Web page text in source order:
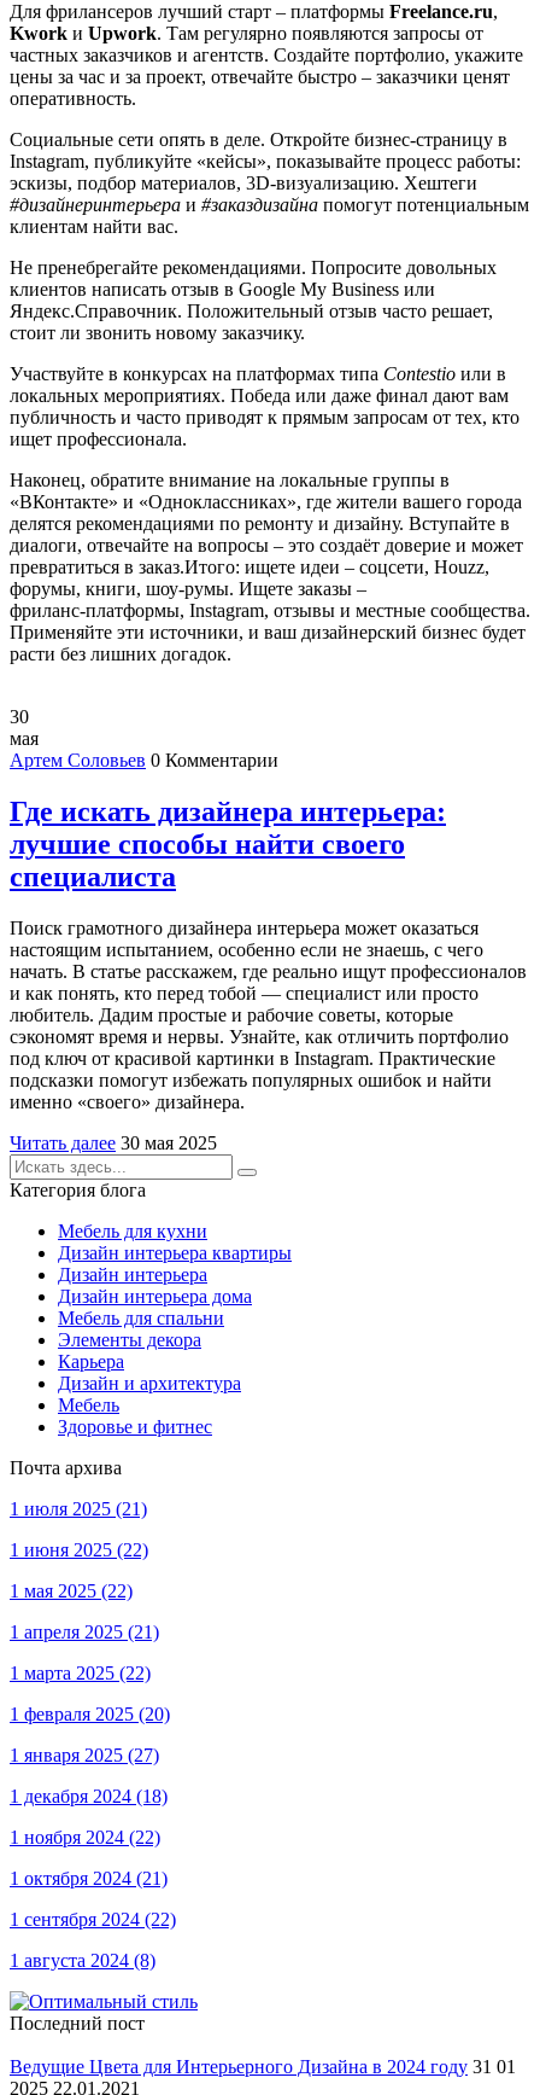
Для фрилансеров лучший старт – платформы Freelance.ru,
Kwork и Upwork. Там регулярно появляются запросы от
частных заказчиков и агентств. Создайте портфолио, укажите
цены за час и за проект, отвечайте быстро – заказчики ценят
оперативность.
Социальные сети опять в деле. Откройте бизнес‑страницу в
Instagram, публикуйте «кейсы», показывайте процесс работы:
эскизы, подбор материалов, 3D‑визуализацию. Хештеги
#дизайнеринтерьера и #заказдизайна помогут потенциальным
клиентам найти вас.
Не пренебрегайте рекомендациями. Попросите довольных
клиентов написать отзыв в Google My Business или
Яндекс.Справочник. Положительный отзыв часто решает,
стоит ли звонить новому заказчику.
Участвуйте в конкурсах на платформах типа Contestio или в
локальных мероприятиях. Победа или даже финал дают вам
публичность и часто приводят к прямым запросам от тех, кто
ищет профессионала.
Наконец, обратите внимание на локальные группы в
«ВКонтакте» и «Одноклассниках», где жители вашего города
делятся рекомендациями по ремонту и дизайну. Вступайте в
диалоги, отвечайте на вопросы – это создаёт доверие и может
превратиться в заказ.Итого: ищете идеи – соцсети, Houzz,
форумы, книги, шоу‑румы. Ищете заказы –
фриланс‑платформы, Instagram, отзывы и местные сообщества.
Применяйте эти источники, и ваш дизайнерский бизнес будет
расти без лишних догадок.
30
мая
Артем Соловьев 0 Комментарии
Где искать дизайнера интерьера:
лучшие способы найти своего
специалиста
Поиск грамотного дизайнера интерьера может оказаться
настоящим испытанием, особенно если не знаешь, с чего
начать. В статье расскажем, где реально ищут профессионалов
и как понять, кто перед тобой — специалист или просто
любитель. Дадим простые и рабочие советы, которые
сэкономят время и нервы. Узнайте, как отличить портфолио
под ключ от красивой картинки в Instagram. Практические
подсказки помогут избежать популярных ошибок и найти
именно «своего» дизайнера.
Читать далее 30 мая 2025
Категория блога
Мебель для кухни
Дизайн интерьера квартиры
Дизайн интерьера
Дизайн интерьера дома
Мебель для спальни
Элементы декора
Карьера
Дизайн и архитектура
Мебель
Здоровье и фитнес
Почта архива
1 июля 2025 (21)
1 июня 2025 (22)
1 мая 2025 (22)
1 апреля 2025 (21)
1 марта 2025 (22)
1 февраля 2025 (20)
1 января 2025 (27)
1 декабря 2024 (18)
1 ноября 2024 (22)
1 октября 2024 (21)
1 сентября 2024 (22)
1 августа 2024 (8)
Последний пост
Ведущие Цвета для Интерьерного Дизайна в 2024 году 31 01
2025 22.01.2021